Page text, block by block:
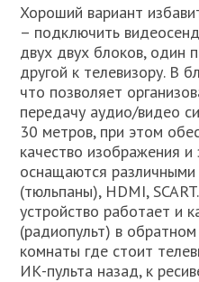
Хороший вариант
– подключить
двух двух блоков, один
другой к телевизору. В
что позволяет
передачу аудио/видео
30 метров, при этом
качество изображения
оснащаются различными
(тюльпаны), HDMI,
устройство работает и
(радиопульт) в
комнаты где стоит
ИК-пульта назад, к